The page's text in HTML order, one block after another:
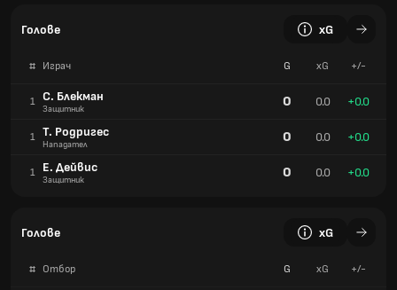
Голове xG
# Играч G xG +/-
1 С. Блекман
Защитник 0 0.0 +0.0
1 Т. Родригес
Нападател 0 0.0 +0.0
1 Е. Дейвис
Защитник 0 0.0 +0.0
Голове xG
# Отбор G xG +/-